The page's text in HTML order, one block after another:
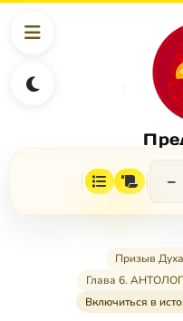
−
Призыв Духа
Глава 6.
Включиться в